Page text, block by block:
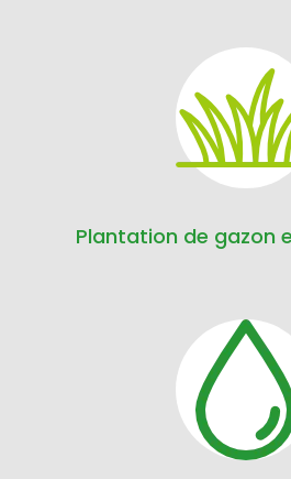
Plantation de gazon